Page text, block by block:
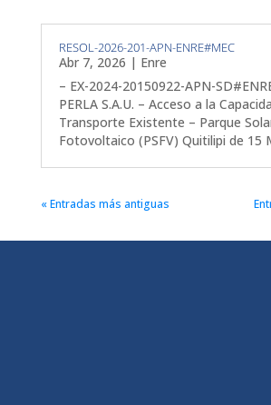
RESOL-2026-201-APN-ENRE#MEC
Abr 7, 2026 | Enre
– EX-2024-20150922-APN-
PERLA S.A.U. – Acceso a la
Transporte Existente – Parque
Fotovoltaico (PSFV) Quitilipi de 15
« Entradas más antiguas